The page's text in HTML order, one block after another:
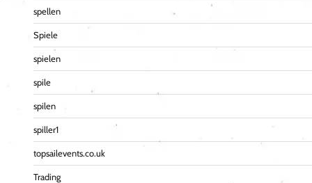
spellen
Spiele
spielen
spile
spilen
spiller1
topsailevents.co.uk
Trading